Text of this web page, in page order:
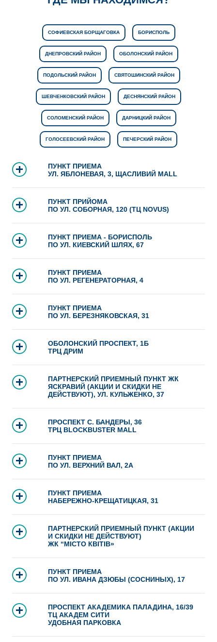
СОФИЕВСКАЯ БОРЩАГОВКА БОРИСПОЛЬ
ДНЕПРОВСКИЙ РАЙОН ОБОЛОНСКИЙ РАЙОН
ПОДОЛЬСКИЙ РАЙОН СВЯТОШИНСКИЙ РАЙОН
ШЕВЧЕНКОВСКИЙ РАЙОН ДЕСНЯНСКИЙ РАЙОН
СОЛОМЕНСКИЙ РАЙОН ДАРНИЦКИЙ РАЙОН
ГОЛОСЕЕВСКИЙ РАЙОН ПЕЧЕРСКИЙ РАЙОН
ПУНКТ ПРИЕМА
УЛ. ЯБЛОНЕВАЯ, 3, ЩАСЛИВИЙ MALL
ПУНКТ ПРИЙОМА
ПО УЛ. СОБОРНАЯ, 120 (ТЦ NOVUS)
ПУНКТ ПРИЕМА - БОРИСПОЛЬ
ПО УЛ. КИЕВСКИЙ ШЛЯХ, 67
ПУНКТ ПРИЕМА
ПО УЛ. РЕГЕНЕРАТОРНАЯ, 4
ПУНКТ ПРИЕМА
ПО УЛ. БЕРЕЗНЯКОВСКАЯ, 31
ОБОЛОНСКИЙ ПРОСПЕКТ, 1Б
ТРЦ ДРИМ
ПАРТНЕРСКИЙ ПРИЕМНЫЙ ПУНКТ ЖК
ЯСКРАВИЙ (АКЦИИ И СКИДКИ НЕ
ДЕЙСТВУЮТ), УЛ. КУЛЬЖЕНКО, 37
ПРОСПЕКТ С. БАНДЕРЫ, 36
ТРЦ BLOCKBUSTER MALL
ПУНКТ ПРИЕМА
ПО УЛ. ВЕРХНИЙ ВАЛ, 2А
ПУНКТ ПРИЕМА
НАБЕРЕЖНО-КРЕЩАТИЦКАЯ, 31
ПАРТНЕРСКИЙ ПРИЕМНЫЙ ПУНКТ (АКЦИИ
И СКИДКИ НЕ ДЕЙСТВУЮТ)
ЖК “МІСТО КВІТІВ»
ПУНКТ ПРИЕМА
ПО УЛ. ИВАНА ДЗЮБЫ (СОСНИНЫХ), 17
ПРОСПЕКТ АКАДЕМИКА ПАЛАДИНА, 16/39
ТЦ АКАДЕМ СИТИ
УДОБНАЯ ПАРКОВКА